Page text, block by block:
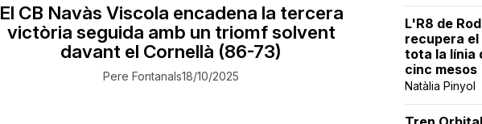
El CB Navàs Viscola encadena la tercera
victòria seguida amb un triomf solvent
davant el Cornellà (86-73)
Pere Fontanals18/10/2025
L'R8 de
recupera el
tota la línia
cinc mesos
Natàlia Pinyol